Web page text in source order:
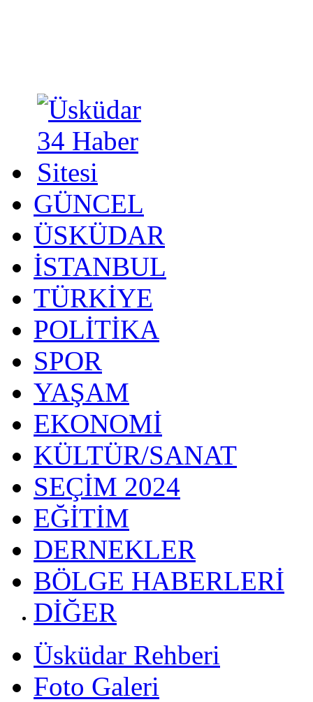
GÜNCEL
ÜSKÜDAR
İSTANBUL
TÜRKİYE
POLİTİKA
SPOR
YAŞAM
EKONOMİ
KÜLTÜR/SANAT
SEÇİM 2024
EĞİTİM
DERNEKLER
BÖLGE HABERLERİ
DİĞER
Üsküdar Rehberi
Foto Galeri